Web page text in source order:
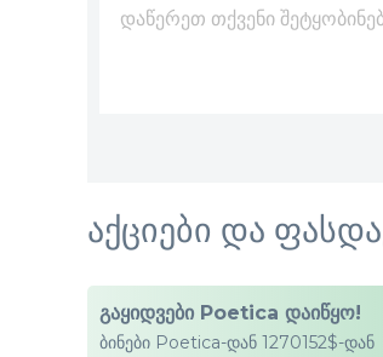
აქციები და
გაყიდვები Poetica დაიწყო!
ბინები Poetica-დან 1270152$-დან